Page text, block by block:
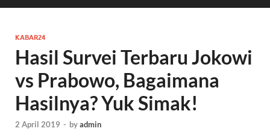
KABAR24
Hasil Survei Terbaru Jokowi
vs Prabowo, Bagaimana
Hasilnya? Yuk Simak!
2 April 2019 - byadmin